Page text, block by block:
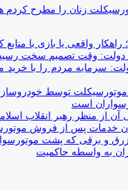
زنان را مطرح کردم
با منابع کشور؟ / جایگزینی کامل
دولت: وقت تصمیم سخت
سرمایه مردم را با خرید
توسط
است
آن از منظر رهبر انقلاب
خدمات پس از فروش
و برقی که پشت
به واسطه حاکمیت